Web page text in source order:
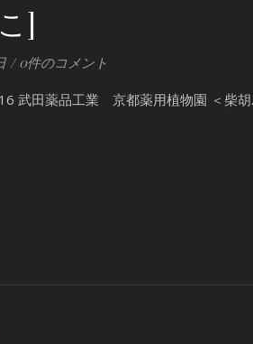
]
/ 0件のコメント
武田薬品工業 京都薬用植物園 ＜柴